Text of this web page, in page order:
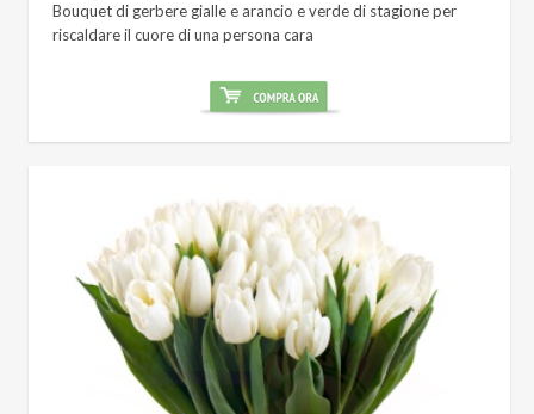
Bouquet di gerbere gialle e arancio e verde di stagione per
riscaldare il cuore di una persona cara